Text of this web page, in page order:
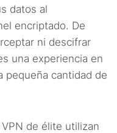
datos al
encriptado. De
ni descifrar
una experiencia en
pequeña cantidad de
de élite utilizan